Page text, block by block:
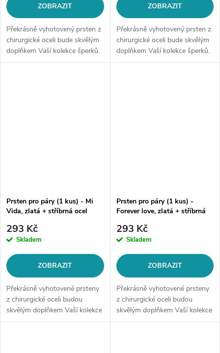
ZOBRAZIT
Překrásně vyhotovený prsten z
chirurgické oceli bude skvělým
doplňkem Vaší kolekce šperků.
Materiál: chirurgická ocel
ZOBRAZIT
Překrásně vyhotovený prsten z
chirurgické oceli bude skvělým
doplňkem Vaší kolekce šperků.
Materiál: chirurgická ocel 316L
Prsten pro páry (1 kus) - Mi
Vida, zlatá + stříbrná ocel
293 Kč
Skladem
ZOBRAZIT
Překrásně vyhotovené prsteny
z chirurgické oceli budou
skvělým doplňkem Vaší kolekce
šperků. Materiál: chirurgická
Prsten pro páry (1 kus) -
Forever love, zlatá + stříbrná
293 Kč
Skladem
ZOBRAZIT
Překrásně vyhotovené prsteny
z chirurgické oceli budou
skvělým doplňkem Vaší kolekce
šperků. Materiál: chirurgická